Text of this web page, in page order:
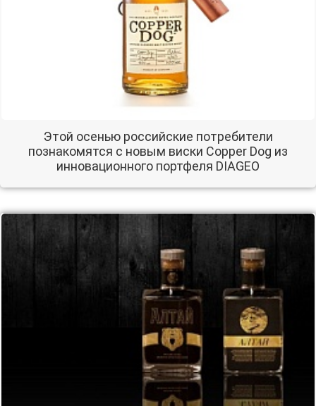
Этой осенью российские потребители
познакомятся с новым виски Copper Dog из
инновационного портфеля DIAGEO